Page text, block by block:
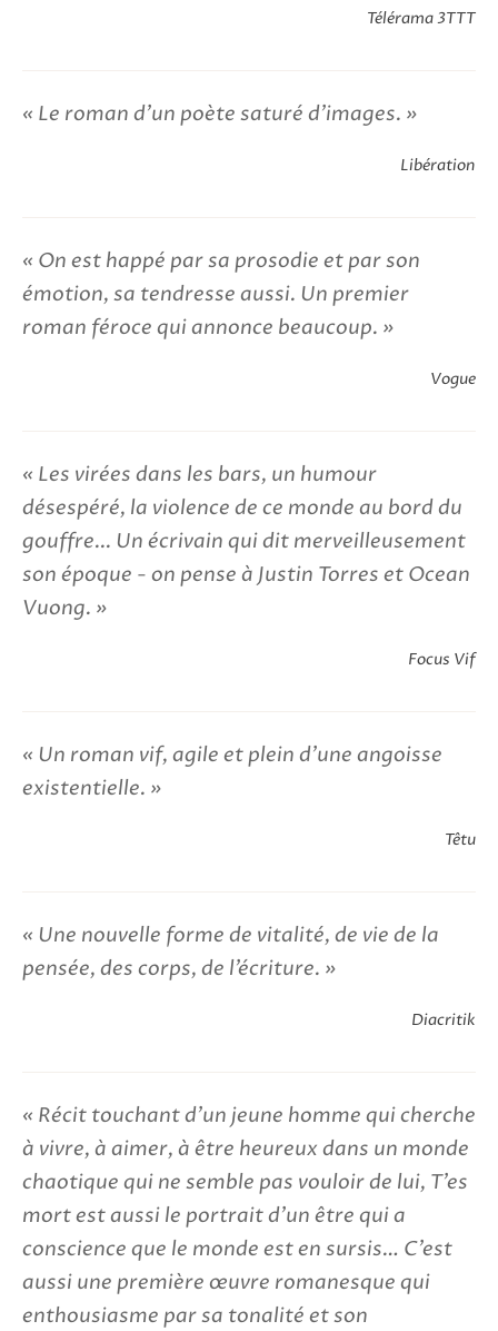
Télérama 3TTT
Le roman d'un poète saturé d'images.
Libération
On est happé par sa prosodie et par son
émotion, sa tendresse aussi. Un premier
roman féroce qui annonce beaucoup.
Vogue
Les virées dans les bars, un humour
désespéré, la violence de ce monde au bord du
gouffre... Un écrivain qui dit merveilleusement
son époque - on pense à Justin Torres et Ocean
Vuong.
Focus Vif
Un roman vif, agile et plein d’une angoisse
existentielle.
Têtu
Une nouvelle forme de vitalité, de vie de la
pensée, des corps, de l’écriture.
Diacritik
Récit touchant d’un jeune homme qui cherche
à vivre, à aimer, à être heureux dans un monde
chaotique qui ne semble pas vouloir de lui, T’es
mort est aussi le portrait d’un être qui a
conscience que le monde est en sursis… C’est
aussi une première œuvre romanesque qui
enthousiasme par sa tonalité et son